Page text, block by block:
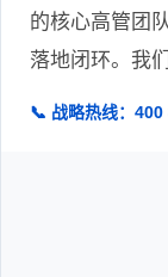
的核心高管团
落地闭环。我
📞 战略热线：